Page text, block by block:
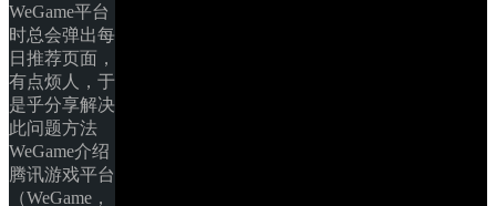
WeGame平台
时总会弹出每
日推荐页面，
有点烦人，于
是乎分享解决
此问题方法
WeGame介绍
腾讯游戏平台
（WeGame，